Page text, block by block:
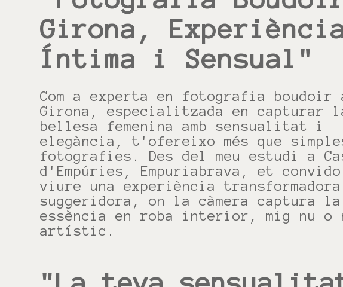
Girona,
Íntima i Sensual"
Com a experta en fotografia boudoir
Girona, especialitzada en capturar
bellesa femenina amb sensualitat i
elegància, t'ofereixo més que
fotografies. Des del meu estudi a
d'Empúries, Empuriabrava, et
viure una experiència
suggeridora, on la càmera captura
essència en roba interior, mig nu o
artístic.